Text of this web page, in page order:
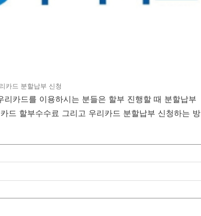
카드 분할납부 신청
카드를 이용하시는 분들은 할부 진행할 때 분할납부
드 할부수수료 그리고 우리카드 분할납부 신청하는 방